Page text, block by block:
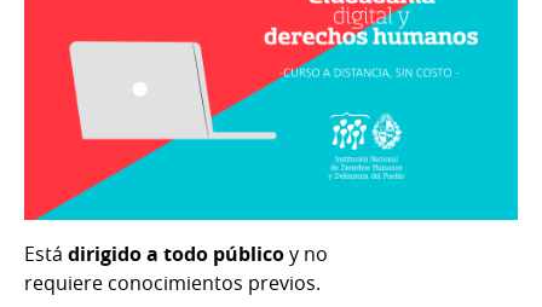
Está dirigido a todo públicoy no
requiere conocimientos previos.